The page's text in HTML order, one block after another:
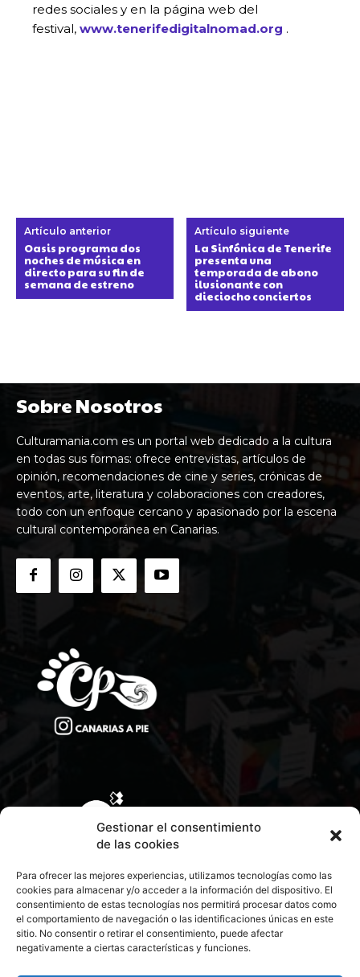
Gestionar el consentimiento
de las cookies
Para ofrecer las mejores experiencias, utilizamos tecnologías como las
cookies para almacenar y/o acceder a la información del dispositivo. El
consentimiento de estas tecnologías nos permitirá procesar datos como
el comportamiento de navegación o las identificaciones únicas en este
sitio. No consentir o retirar el consentimiento, puede afectar
negativamente a ciertas características y funciones.
redes sociales y en la página web del
festival, www.tenerifedigitalnomad.org .
Artículo anterior
Oasis programa dos
noches de música en
directo para su fin de
semana de estreno
Artículo siguiente
La Sinfónica de Tenerife
presenta una
temporada de abono
ilusionante con
dieciocho conciertos
Sobre Nosotros
Culturamania.com es un portal web dedicado a la cultura
en todas sus formas: ofrece entrevistas, artículos de
opinión, recomendaciones de cine y series, crónicas de
eventos, arte, literatura y colaboraciones con creadores,
todo con un enfoque cercano y apasionado por la escena
cultural contemporánea en Canarias.
CONTACTA CON NOSOTROS